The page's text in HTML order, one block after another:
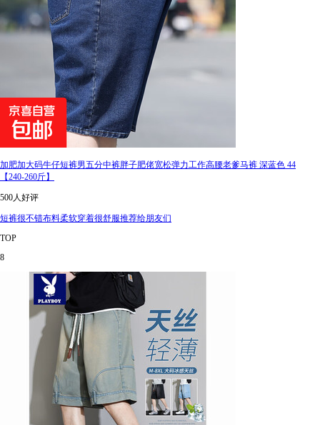
加肥加大码牛仔短裤男五分中裤胖子肥佬宽松弹力工作高腰老爹马裤 深蓝色 44
【240-260斤】
500人好评
短裤很不错布料柔软穿着很舒服推荐给朋友们
TOP
8